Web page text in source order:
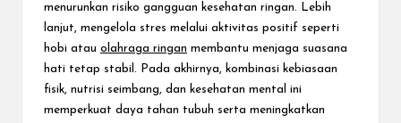
menurunkan risiko gangguan kesehatan ringan. Lebih
lanjut, mengelola stres melalui aktivitas positif seperti
hobi atau olahraga ringan membantu menjaga suasana
hati tetap stabil. Pada akhirnya, kombinasi kebiasaan
fisik, nutrisi seimbang, dan kesehatan mental ini
memperkuat daya tahan tubuh serta meningkatkan